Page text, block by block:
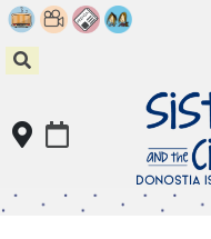
Skip
to
content